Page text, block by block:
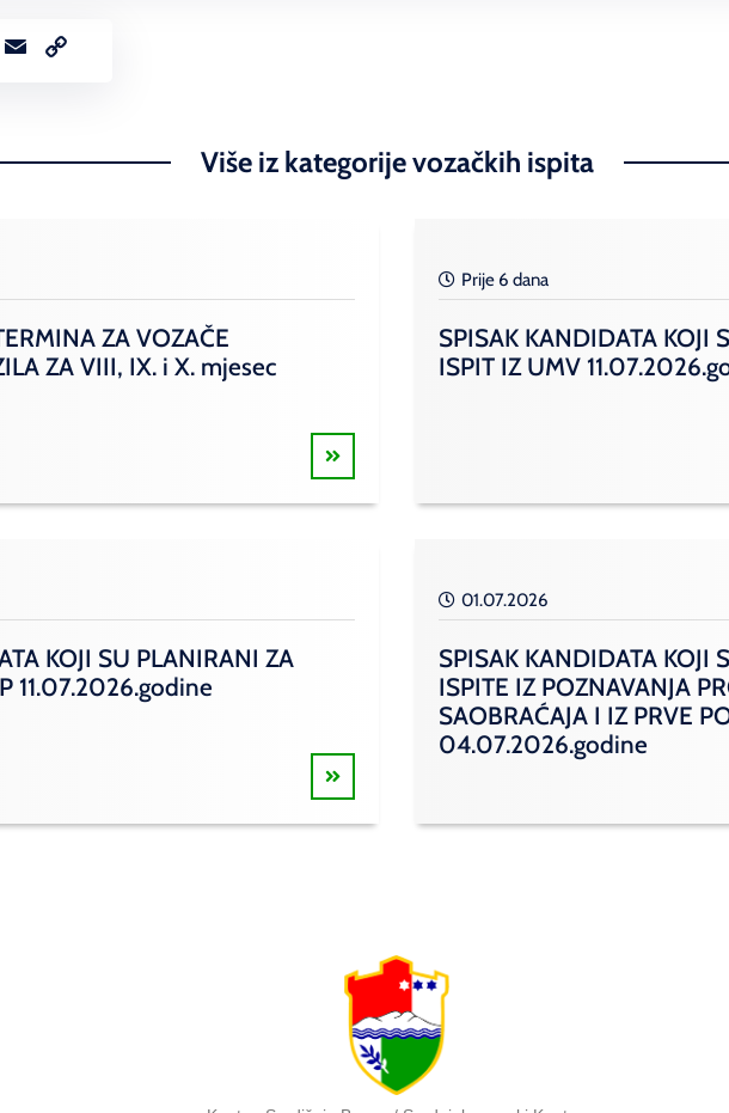
Viber Email
Više iz kategorije vozačkih ispita
ZA VOZAČE
ZA VIII, IX. i X. mjesec
Prije 6 dana
SPISAK KANDIDATA KOJI
ISPIT IZ UMV
KOJI SU PLANIRANI ZA
11.07.2026.godine
01.07.2026
SPISAK KANDIDATA KOJI
ISPITE IZ POZNAVANJA
SAOBRAĆAJA I IZ PRVE
04.07.2026.godine